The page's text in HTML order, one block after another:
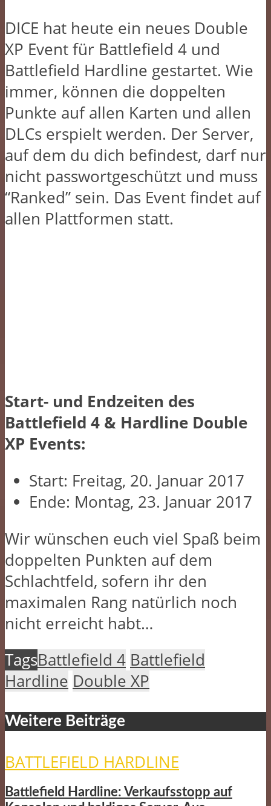
DICE hat heute ein neues Double
XP Event für Battlefield 4 und
Battlefield Hardline gestartet. Wie
immer, können die doppelten
Punkte auf allen Karten und allen
DLCs erspielt werden. Der Server,
auf dem du dich befindest, darf nur
nicht passwortgeschützt und muss
“Ranked” sein. Das Event findet auf
allen Plattformen statt.
Start- und Endzeiten des
Battlefield 4 & Hardline Double
XP Events:
Start: Freitag, 20. Januar 2017
Ende: Montag, 23. Januar 2017
Wir wünschen euch viel Spaß beim
doppelten Punkten auf dem
Schlachtfeld, sofern ihr den
maximalen Rang natürlich noch
nicht erreicht habt…
TagsBattlefield 4 Battlefield
Hardline Double XP
Weitere Beiträge
BATTLEFIELD HARDLINE
Battlefield Hardline: Verkaufsstopp auf